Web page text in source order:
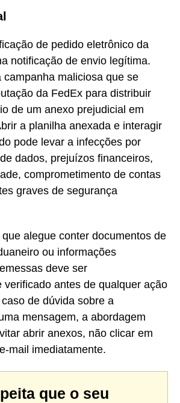
de pedido eletrônico da
notificação de envio legítima.
campanha maliciosa que se
da FedEx para distribuir
de um anexo prejudicial em
a planilha anexada e interagir
pode levar a infecções por
dados, prejuízos financeiros,
comprometimento de contas
graves de segurança
alegue conter documentos de
ou informações
deve ser
verificado antes de qualquer ação
de dúvida sobre a
mensagem, a abordagem
abrir anexos, não clicar em
mail imediatamente.
que o seu